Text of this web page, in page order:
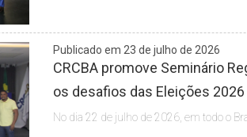
Publicado em 23 de julho de 2026
CRCBA promove Seminário
os desafios das Eleições 2026
No dia 22 de julho de 2026, em todo o